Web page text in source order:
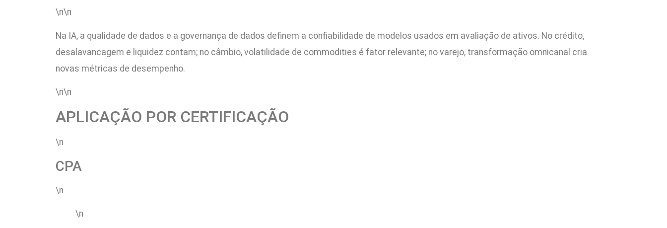
\n\n
Na IA, a qualidade de dados e a governança de dados definem a confiabilidade de modelos usados em avaliação de ativos. No crédito,
desalavancagem e liquidez contam; no câmbio, volatilidade de commodities é fator relevante; no varejo, transformação omnicanal cria
novas métricas de desempenho.
\n\n
APLICAÇÃO POR CERTIFICAÇÃO
\n
CPA
\n
\n